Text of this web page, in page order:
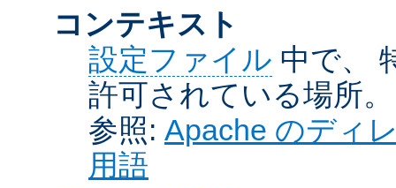
コンテキスト
設定ファイル 中で、
許可されている場所。
参照: Apache のディ
用語